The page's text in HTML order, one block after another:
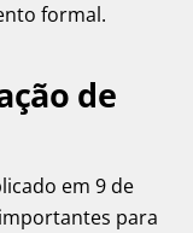
formal.
de
em 9 de
para